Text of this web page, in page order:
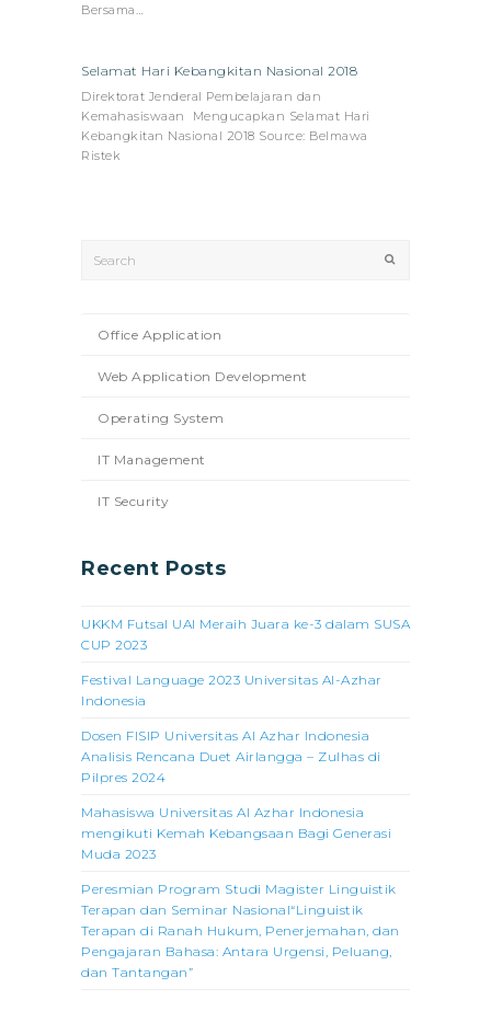
Bersama…
Selamat Hari Kebangkitan Nasional 2018
Direktorat Jenderal Pembelajaran dan
Kemahasiswaan Mengucapkan Selamat Hari
Kebangkitan Nasional 2018 Source: Belmawa
Ristek
Office Application
Web Application Development
Operating System
IT Management
IT Security
Recent Posts
UKKM Futsal UAI Meraih Juara ke-3 dalam SUSA
CUP 2023
Festival Language 2023 Universitas Al-Azhar
Indonesia
Dosen FISIP Universitas Al Azhar Indonesia
Analisis Rencana Duet Airlangga – Zulhas di
Pilpres 2024
Mahasiswa Universitas Al Azhar Indonesia
mengikuti Kemah Kebangsaan Bagi Generasi
Muda 2023
Peresmian Program Studi Magister Linguistik
Terapan dan Seminar Nasional“Linguistik
Terapan di Ranah Hukum, Penerjemahan, dan
Pengajaran Bahasa: Antara Urgensi, Peluang,
dan Tantangan”